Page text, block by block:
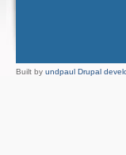
Built by undpaul Drupal